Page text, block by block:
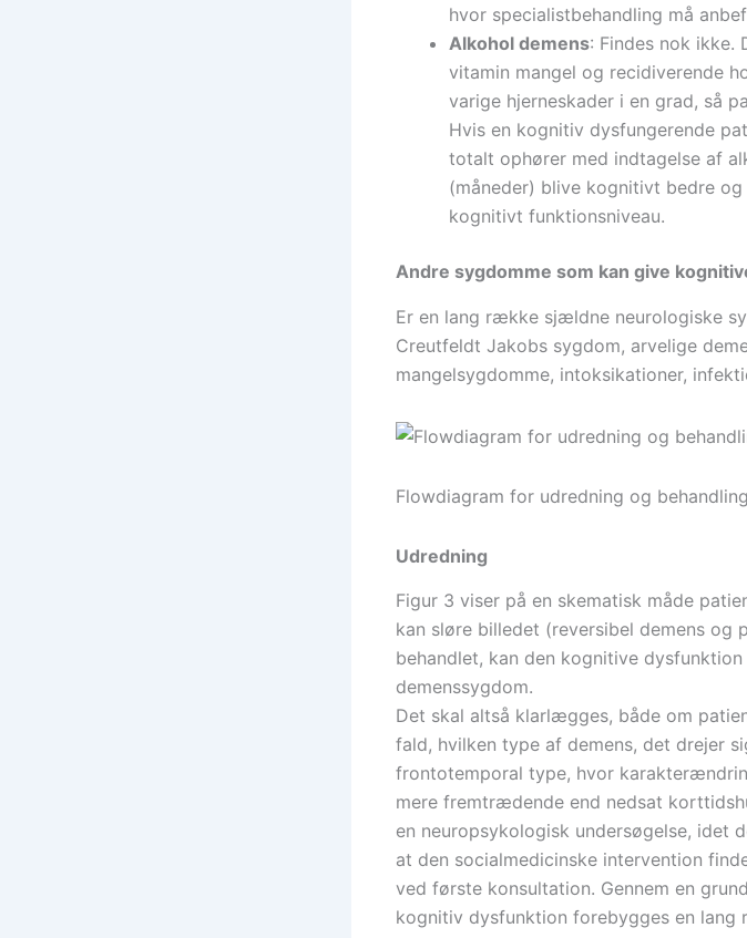
hvor specialistbehandling må
Alkohol demens: Findes nok ikke.
vitamin mangel og recidiverende
varige hjerneskader i en grad, så
Hvis en kognitiv dysfungerende
totalt ophører med indtagelse af
(måneder) blive kognitivt bedre
kognitivt funktionsniveau.
Andre sygdomme som kan give
Er en lang række sjældne neurologiske
Creutfeldt Jakobs sygdom, arvelige
mangelsygdomme, intoksikationer,
Flowdiagram for udredning og
Udredning
Figur 3 viser på en skematisk måde
kan sløre billedet (reversibel demens og
behandlet, kan den kognitive
demenssygdom.
Det skal altså klarlægges, både om
fald, hvilken type af demens, det drejer
frontotemporal type, hvor
mere fremtrædende end nedsat
en neuropsykologisk undersøgelse,
at den socialmedicinske intervention
ved første konsultation. Gennem en
kognitiv dysfunktion forebygges en